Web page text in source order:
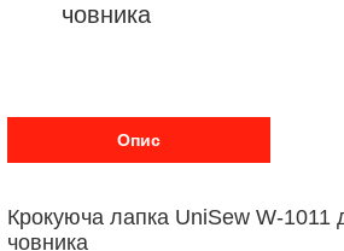
човника
Опис
Крокуюча лапка UniSew W-1011
човника